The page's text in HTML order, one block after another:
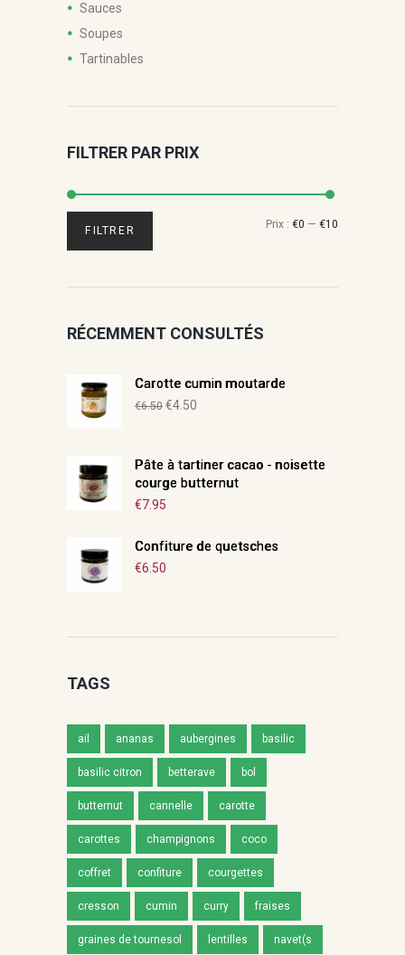
Sauces
Soupes
Tartinables
FILTRER PAR PRIX
FILTRER Prix : €0 — €10
RÉCEMMENT CONSULTÉS
Carotte cumin moutarde
€6.50 Le
était :
€6.50.
€4.50
est :
€4.50.
Pâte à tartiner cacao - noisette
courge butternut
€7.95
Confiture de quetsches
€6.50
TAGS
ail ananas aubergines basilic
basilic citron betterave bol
butternut cannelle carotte
carottes champignons coco
coffret confiture courgettes
cresson cumin curry fraises
graines de tournesol lentilles navet(s